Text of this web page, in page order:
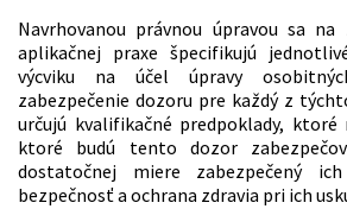
Navrhovanou právnou úpravou sa na
aplikačnej praxe špecifikujú
výcviku na účel úpravy
zabezpečenie dozoru pre každý z
určujú kvalifikačné predpoklady, ktoré
ktoré budú tento dozor
dostatočnej miere zabezpečený
bezpečnosť a ochrana zdravia pri ich